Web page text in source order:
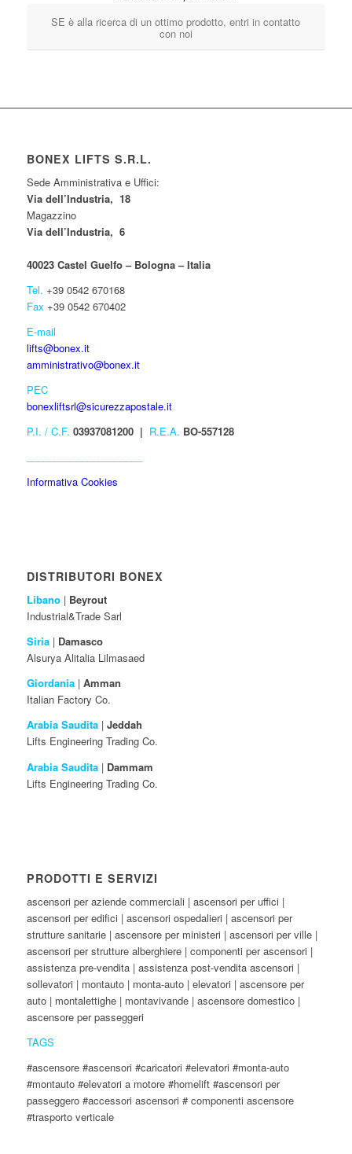
SE è alla ricerca di un ottimo prodotto, entri in contatto
con noi
BONEX LIFTS S.R.L.
Sede Amministrativa e Uffici:
Via dell’Industria, 18
Magazzino
Via dell’Industria, 6
40023 Castel Guelfo – Bologna – Italia
Tel. +39 0542 670168
Fax +39 0542 670402
E-mail
lifts@bonex.it
amministrativo@bonex.it
PEC
bonexliftsrl@sicurezzapostale.it
P.I. / C.F. 03937081200 | R.E.A. BO-557128
Informativa Cookies
DISTRIBUTORI BONEX
Libano| Beyrout
Industrial&Trade Sarl
Siria| Damasco
Alsurya Alitalia Lilmasaed
Giordania| Amman
Italian Factory Co.
Arabia Saudita| Jeddah
Lifts Engineering Trading Co.
Arabia Saudita| Dammam
Lifts Engineering Trading Co.
PRODOTTI E SERVIZI
ascensori per aziende commerciali | ascensori per uffici |
ascensori per edifici | ascensori ospedalieri | ascensori per
strutture sanitarie | ascensore per ministeri | ascensori per ville |
ascensori per strutture alberghiere | componenti per ascensori |
assistenza pre-vendita | assistenza post-vendita ascensori |
sollevatori | montauto | monta-auto | elevatori | ascensore per
auto | montalettighe | montavivande | ascensore domestico |
ascensore per passeggeri
TAGS
#ascensore #ascensori #caricatori #elevatori #monta-auto
#montauto #elevatori a motore #homelift #ascensori per
passeggero #accessori ascensori # componenti ascensore
#trasporto verticale